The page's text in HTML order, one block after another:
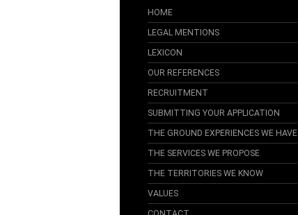
HOME
LEGAL MENTIONS
LEXICON
OUR REFERENCES
RECRUITMENT
SUBMITTING YOUR APPLICATION
THE GROUND EXPERIENCES WE HAVE
THE SERVICES WE PROPOSE
THE TERRITORIES WE KNOW
VALUES